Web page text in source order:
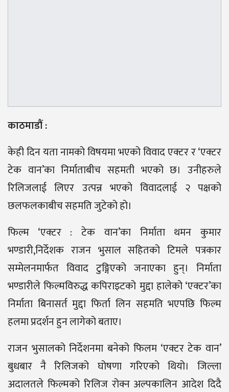
काठमाडौं :
केही दिन यता नामको विषयमा भएको विवाद एक्टर र ‘एक्टर
टेक वान’का निर्माताबीच सहमती भएको छ। उनीहरुले
रिलिजलाई लिएर उत्पन्न भएको विवादलाई २ पक्षको
छलफलकाबीच सहमति जुटेको हो।
फिल्म ‘एक्टर : टेक वान’का निर्माता थमन कुमार
भण्डारी,निर्देशक राजन भुसाल सहितको टिमले पत्रकार
सम्मेलनमार्फत विवाद टुङ्गिएको जनाएका हुन्। निर्माता
भण्डारीले फिल्मविरुद्ध कपिराइटको मुद्दा हालेको ‘एक्टर’का
निर्माता बिनासर्त मुद्दा फिर्ता लिन सहमति भएपछि फिल्म
हलमा प्रदर्शन हुन लागेको बताए।
राजन भुसालको निर्देशनमा बनेको फिलम ‘एक्टर टेक वान’
बुधबार नै रिलिजको घोषणा गरिएको थियो। जिल्ला
अदालतले फिल्मको रिलिज रोक्न अल्पकालिन आदेश दिदै